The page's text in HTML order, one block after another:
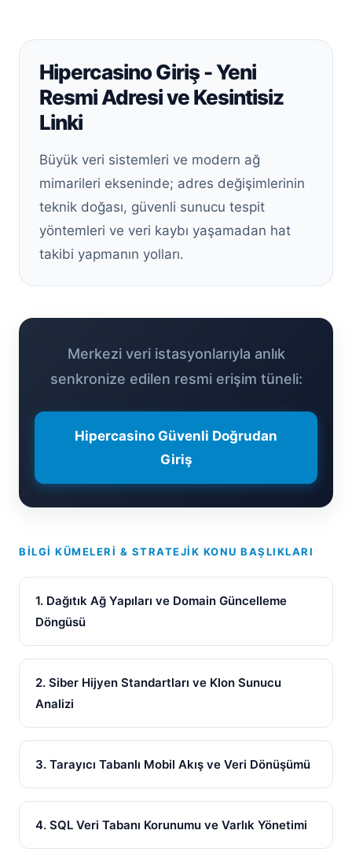
Hipercasino Giriş - Yeni
Resmi Adresi ve Kesintisiz
Linki
Büyük veri sistemleri ve modern ağ
mimarileri ekseninde; adres değişimlerinin
teknik doğası, güvenli sunucu tespit
yöntemleri ve veri kaybı yaşamadan hat
takibi yapmanın yolları.
Merkezi veri istasyonlarıyla anlık
senkronize edilen resmi erişim tüneli:
Hipercasino Güvenli Doğrudan
Giriş
BILGI KÜMELERI & STRATEJIK KONU BAŞLIKLARI
1. Dağıtık Ağ Yapıları ve Domain Güncelleme
Döngüsü
2. Siber Hijyen Standartları ve Klon Sunucu
Analizi
3. Tarayıcı Tabanlı Mobil Akış ve Veri Dönüşümü
4. SQL Veri Tabanı Korunumu ve Varlık Yönetimi